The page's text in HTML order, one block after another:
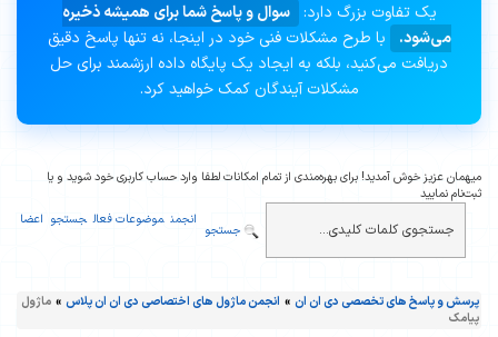
یک تفاوت بزرگ دارد: سوال و پاسخ شما برای همیشه ذخیره
می‌شود.
با طرح مشکلات فنی خود در اینجا، نه تنها پاسخ دقیق
دریافت می‌کنید، بلکه به ایجاد یک پایگاه داده ارزشمند برای حل
مشکلات آیندگان کمک خواهید کرد.
میهمان عزیز خوش آمدید! برای بهره‌مندی از تمام امکانات لطفا وارد حساب کاربری خود شوید و یا
ثبت‌نام نمایید
انجمن موضوعات فعال جستجو اعضا
جستجو
پرسش و پاسخ های تخصصی دی ان ان » انجمن ماژول های اختصاصی دی ان ان پلاس » ماژول
پیامک